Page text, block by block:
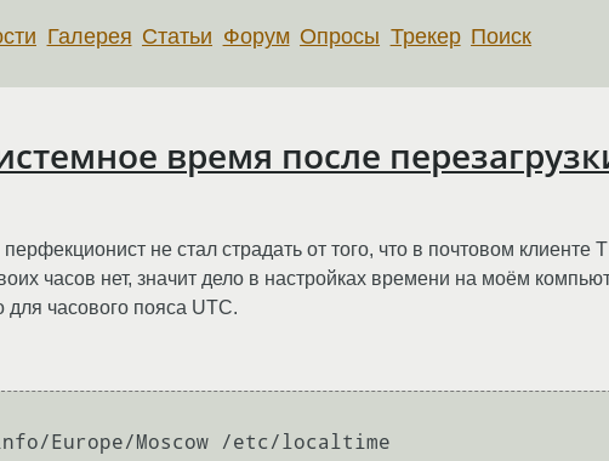
Галерея Статьи Форум Опросы Трекер Поиск
время после
не стал страдать от того, что в почтовом клиенте
часов нет, значит дело в настройках времени на моём
часового пояса UTC.
Europe/Moscow /etc/localtime